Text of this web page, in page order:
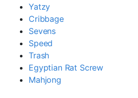
Yatzy
Cribbage
Sevens
Speed
Trash
Egyptian Rat Screw
Mahjong